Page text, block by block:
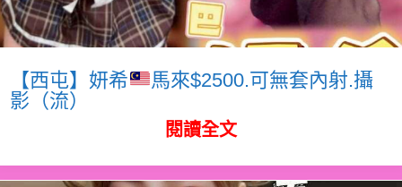
【西屯】妍希
馬來$2500.可無套內射.攝
影（流）
閱讀全文